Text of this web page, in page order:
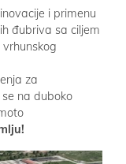
i primenu
đubriva sa ciljem
za
na duboko